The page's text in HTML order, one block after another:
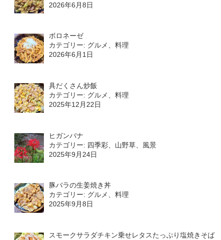
2026年6月8日
ボロネーゼ
カテゴリー: グルメ、料理
2026年6月1日
具だくさん炒飯
カテゴリー: グルメ、料理
2025年12月22日
ヒガンバナ
カテゴリー: 四季彩、山野草、風景
2025年9月24日
豚バラの生姜焼き丼
カテゴリー: グルメ、料理
2025年9月8日
スモークサラダチキン乗せレタスたっぷり塩焼きそば